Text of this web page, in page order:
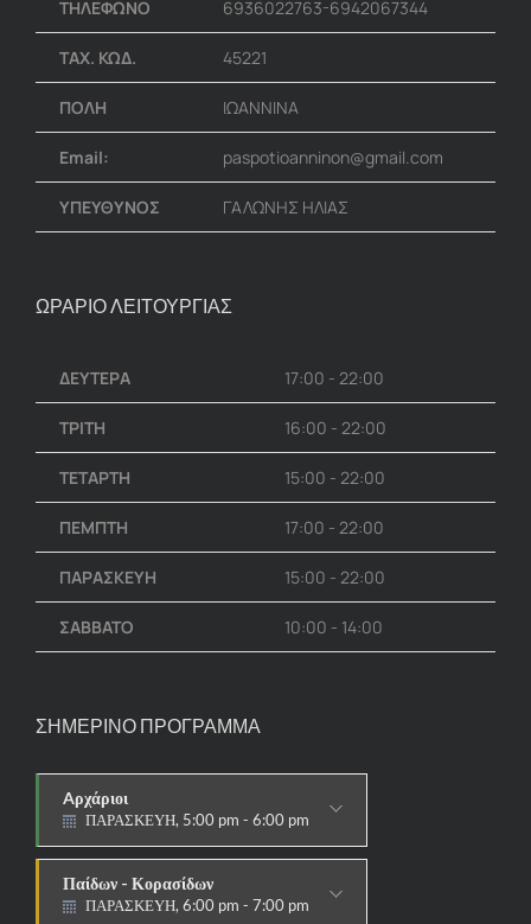
ΤΗΛΕΦΩΝΟ 6936022763-6942067344
ΤΑΧ. ΚΩΔ. 45221
ΠΟΛΗ ΙΩΑΝΝΙΝΑ
Email: paspotioanninon@gmail.com
ΥΠΕΥΘΥΝΟΣ ΓΑΛΩΝΗΣ ΗΛΙΑΣ
ΩΡΑΡΙΟ ΛΕΙΤΟΥΡΓΙΑΣ
ΔΕΥΤΕΡΑ 17:00 - 22:00
ΤΡΙΤΗ 16:00 - 22:00
ΤΕΤΑΡΤΗ 15:00 - 22:00
ΠΕΜΠΤΗ 17:00 - 22:00
ΠΑΡΑΣΚΕΥΗ 15:00 - 22:00
ΣΑΒΒΑΤΟ 10:00 - 14:00
ΣΗΜΕΡΙΝΟ ΠΡΟΓΡΑΜΜΑ
Aρχάριοι
ΠΑΡΑΣΚΕΥΗ, 5:00 pm - 6:00 pm
ΠΑΡΑΔΟΣΙΑΚΟ
Παίδων - Κορασίδων
ΠΑΡΑΣΚΕΥΗ, 6:00 pm - 7:00 pm